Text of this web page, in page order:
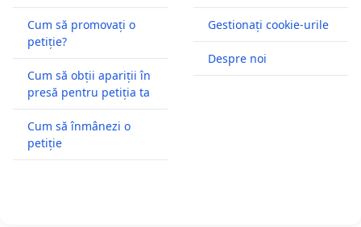
Cum să promovați o
petiție?
Cum să obții apariții în
presă pentru petiția ta
Cum să înmânezi o
petiție
Gestionați cookie-urile
Despre noi